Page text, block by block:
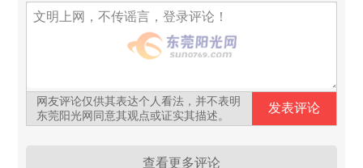
网友评论仅供其表达个人看法，并不表明
东莞阳光网同意其观点或证实其描述。
查看更多评论